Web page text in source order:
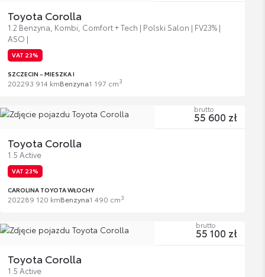
Toyota Corolla
1.2 Benzyna, Kombi, Comfort + Tech | Polski Salon | FV23% |
ASO |
VAT 23%
SZCZECIN - MIESZKA I
202293 914 kmBenzyna1 197 cm3
Toyota Corolla
1.5 Active
VAT 23%
CAROLINA TOYOTA WŁOCHY
202289 120 kmBenzyna1 490 cm3
brutto
55 600 zł
Toyota Corolla
1.5 Active
brutto
55 100 zł